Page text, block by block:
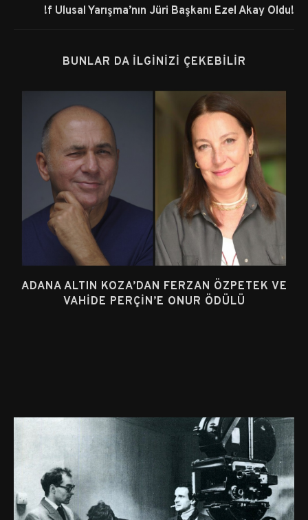
!f Ulusal Yarışma’nın Jüri Başkanı Ezel Akay Oldu!
BUNLAR DA İLGINIZI ÇEKEBILIR
ADANA ALTIN KOZA’DAN FERZAN ÖZPETEK VE
VAHIDE PERÇIN’E ONUR ÖDÜLÜ